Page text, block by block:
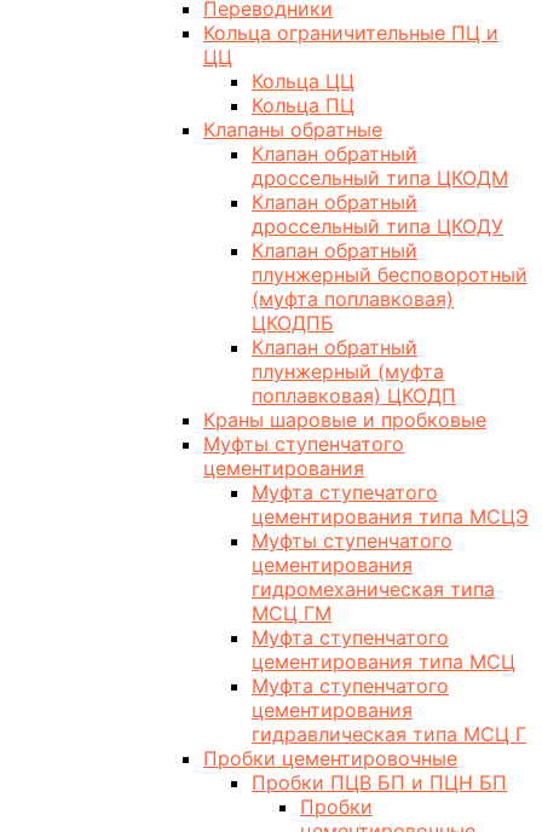
Переводники
Кольца ограничительные ПЦ и
ЦЦ
Кольца ЦЦ
Кольца ПЦ
Клапаны обратные
Клапан обратный
дроссельный типа ЦКОДМ
Клапан обратный
дроссельный типа ЦКОДУ
Клапан обратный
плунжерный бесповоротный
(муфта поплавковая)
ЦКОДПБ
Клапан обратный
плунжерный (муфта
поплавковая) ЦКОДП
Краны шаровые и пробковые
Муфты ступенчатого
цементирования
Муфта ступечатого
цементирования типа МСЦЭ
Муфты ступенчатого
цементирования
гидромеханическая типа
МСЦ ГМ
Муфта ступенчатого
цементирования типа МСЦ
Муфта ступенчатого
цементирования
гидравлическая типа МСЦ Г
Пробки цементировочные
Пробки ПЦВ БП и ПЦН БП
Пробки